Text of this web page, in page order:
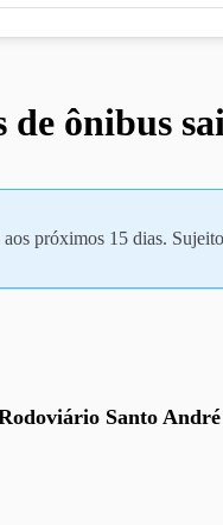
ônibus
aos próximos 15 dias.
Santo André